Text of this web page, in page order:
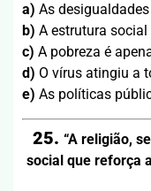
a) As
b) A estrutura
c) A pobreza é
d) O vírus atingiu a
e) As políticas
25. “A religião,
social que reforça